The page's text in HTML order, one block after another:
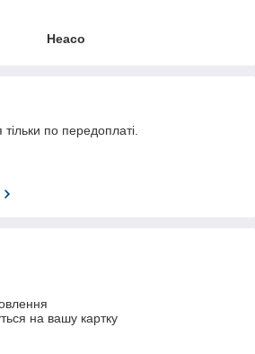
Heaco
по передоплаті.
на вашу картку